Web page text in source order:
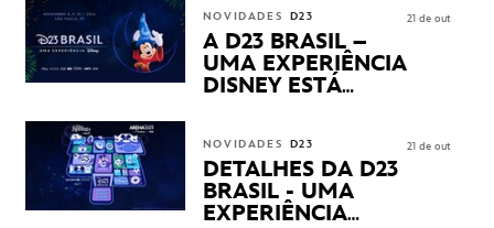
APRESENTAÇÕES E
PRODUTOS EXCLUSIVOS
NO TRANSAMÉRICA EXPO
CENTER EM SÃO PAULO
NOVIDADES D23
A D23 BRASIL –
UMA EXPERIÊNCIA
DISNEY ESTÁ
21 de out
NOVIDADES D23
DETALHES DA D23
BRASIL - UMA
EXPERIÊNCIA
21 de out